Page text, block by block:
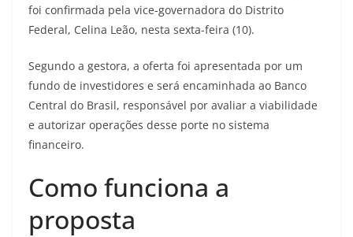
foi confirmada pela vice-governadora do Distrito
Federal, Celina Leão, nesta sexta-feira (10).
Segundo a gestora, a oferta foi apresentada por um
fundo de investidores e será encaminhada ao Banco
Central do Brasil, responsável por avaliar a viabilidade
e autorizar operações desse porte no sistema
financeiro.
Como funciona a
proposta